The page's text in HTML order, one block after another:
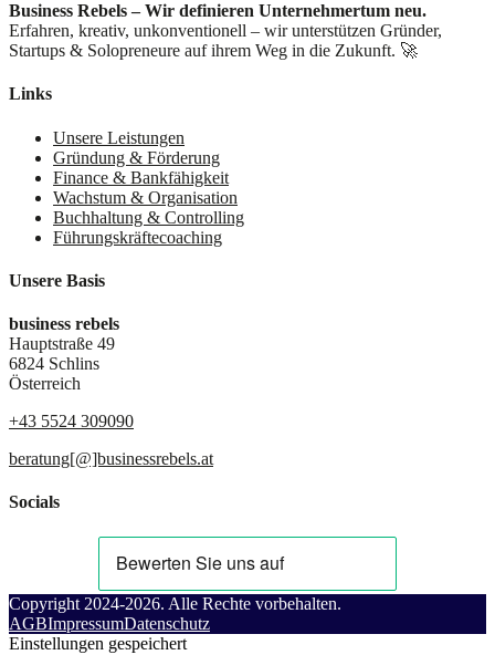
Business Rebels – Wir definieren Unternehmertum neu.
Erfahren, kreativ, unkonventionell – wir unterstützen Gründer,
Startups & Solopreneure auf ihrem Weg in die Zukunft. 🚀
Links
Unsere Leistungen
Gründung & Förderung
Finance & Bankfähigkeit
Wachstum & Organisation
Buchhaltung & Controlling
Führungskräftecoaching
Unsere Basis
business rebels
Hauptstraße 49
6824 Schlins
Österreich
+43 5524 309090
beratung[@]businessrebels.at
Socials
Copyright 2024-2026. Alle Rechte vorbehalten.
AGBImpressumDatenschutz
Einstellungen gespeichert